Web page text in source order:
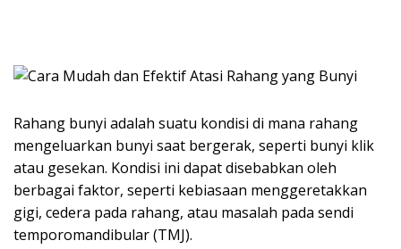
Rahang bunyi adalah suatu kondisi di mana rahang
mengeluarkan bunyi saat bergerak, seperti bunyi klik
atau gesekan. Kondisi ini dapat disebabkan oleh
berbagai faktor, seperti kebiasaan menggeretakkan
gigi, cedera pada rahang, atau masalah pada sendi
temporomandibular (TMJ).